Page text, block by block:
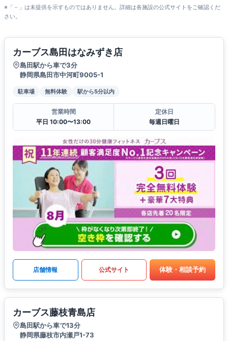
※「－」は未提供を示すものではありません。詳細は各施設の公式サイトをご確認くだ
さい。
カーブス島田はなみずき店
島田駅から車で3分
静岡県島田市中河町9005-1
駐車場 無料体験 駅から5分以内
営業時間
平日 10:00〜13:00
定休日
毎週日曜日
店舗情報 公式サイト 体験・相談予約
カーブス藤枝青島店
島田駅から車で13分
静岡県藤枝市内瀬戸1-73